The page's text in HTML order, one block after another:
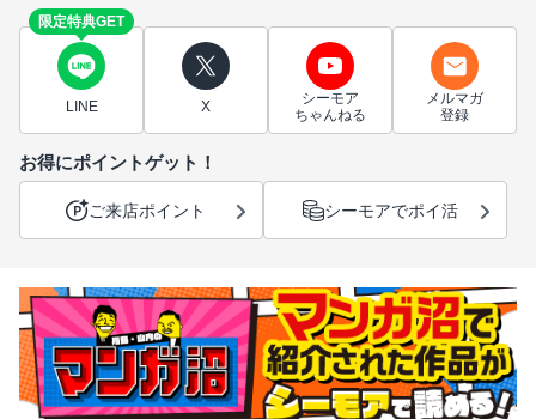
限定特典GET
LINE X
シーモア
ちゃんねる
メルマガ
登録
お得にポイントゲット！
ご来店ポイント シーモアでポイ活